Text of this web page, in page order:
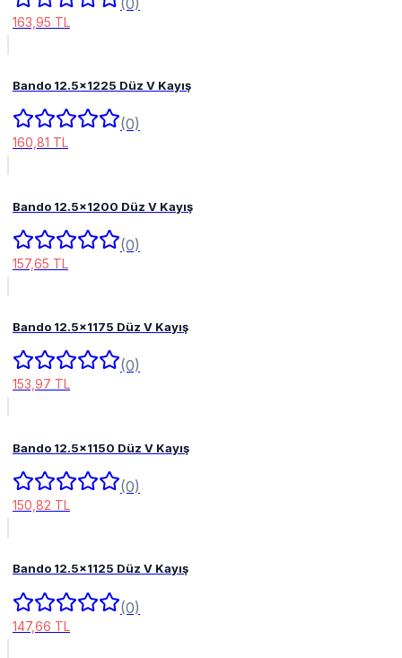
163,95 TL
Bando 12.5x1225 Düz V Kayış
(0)
160,81 TL
Bando 12.5x1200 Düz V Kayış
(0)
157,65 TL
Bando 12.5x1175 Düz V Kayış
(0)
153,97 TL
Bando 12.5x1150 Düz V Kayış
(0)
150,82 TL
Bando 12.5x1125 Düz V Kayış
(0)
147,66 TL